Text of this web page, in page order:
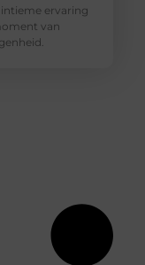
ervaring
van